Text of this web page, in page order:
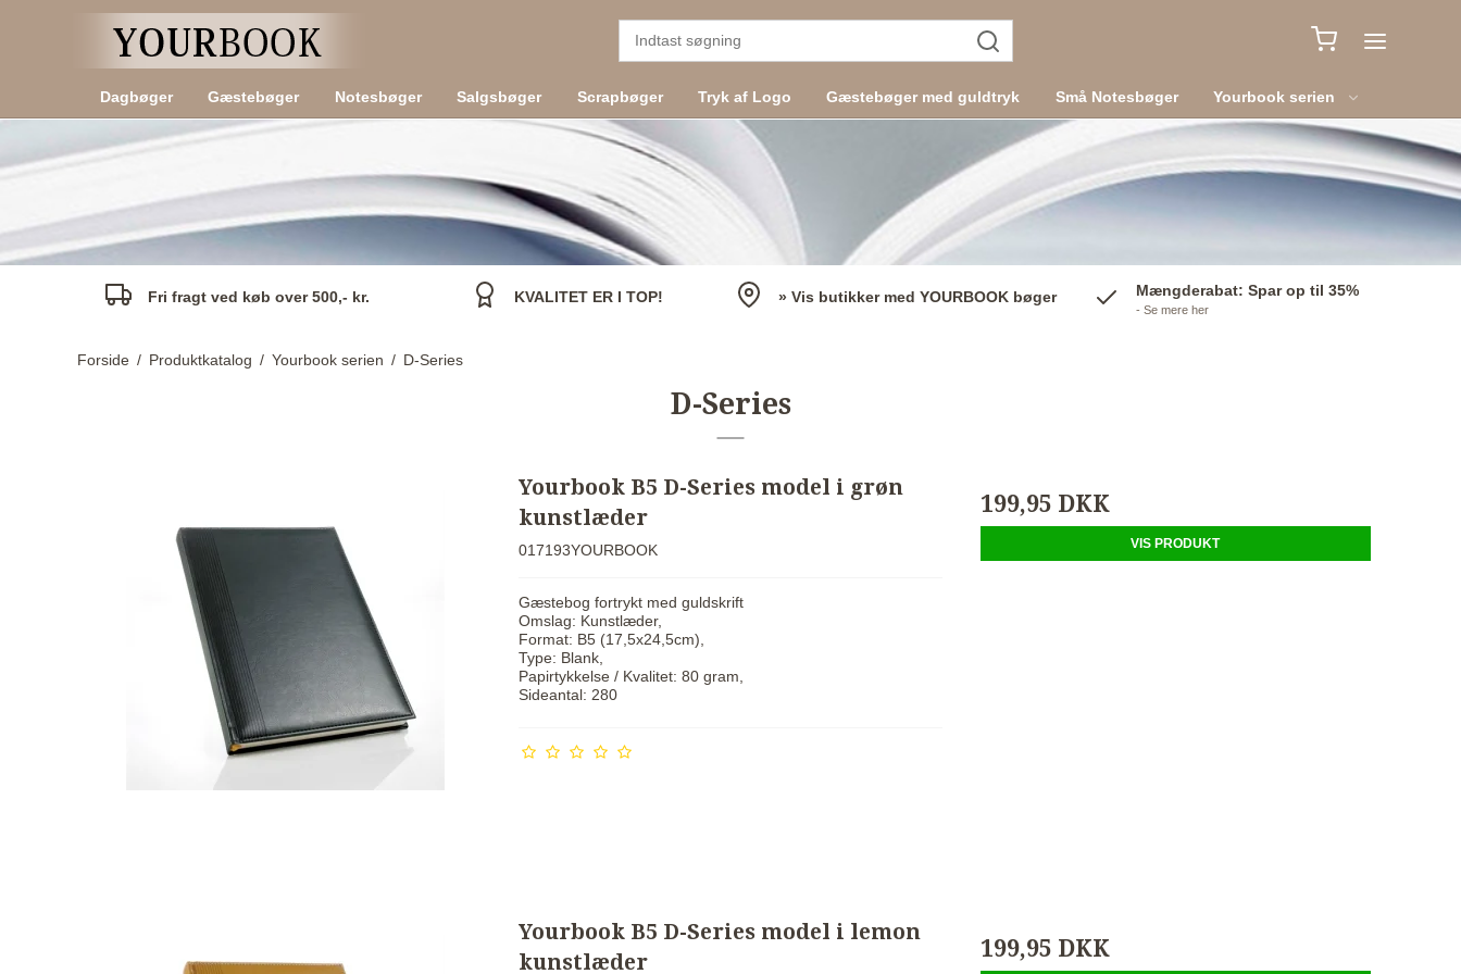
Dagbøger Gæstebøger Notesbøger Salgsbøger Scrapbøger Tryk af Logo Gæstebøger med guldtryk Små Notesbøger Yourbook serien
Fri fragt ved køb over 500,- kr. KVALITET ER I TOP! » Vis butikker med YOURBOOK bøger Mængderabat: Spar op til 35%
- Se mere her
Forside / Produktkatalog / Yourbook serien / D-Series
D-Series
Yourbook B5 D-Series model i grøn
kunstlæder
017193YOURBOOK
Gæstebog fortrykt med guldskrift
Omslag: Kunstlæder,
Format: B5 (17,5x24,5cm),
Type: Blank,
Papirtykkelse / Kvalitet: 80 gram,
Sideantal: 280
199,95 DKK
VIS PRODUKT
Yourbook B5 D-Series model i lemon
kunstlæder
199,95 DKK